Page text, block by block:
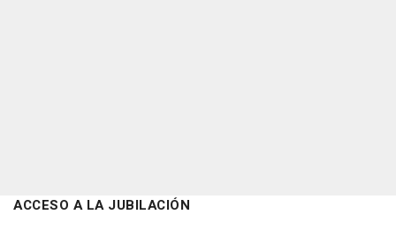
ACCESO A LA JUBILACIÓN